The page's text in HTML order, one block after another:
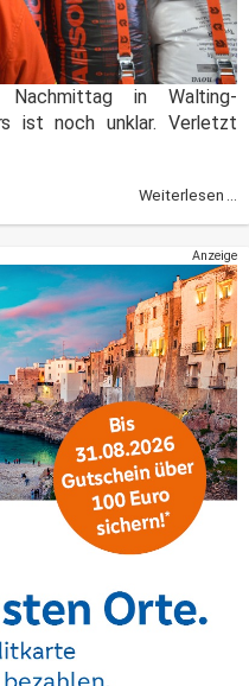
Nachmittag in Walting-
ist noch unklar. Verletzt
Weiterlesen ...
Anzeige